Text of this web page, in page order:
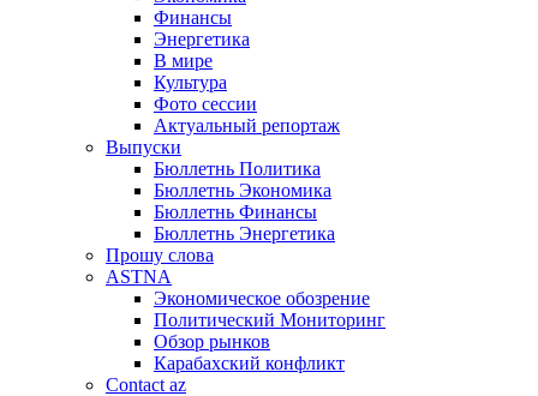
Финансы
Энергетика
В мире
Культура
Фото сессии
Актуальный репортаж
Выпуски
Бюллетнь Политика
Бюллетнь Экономика
Бюллетнь Финансы
Бюллетнь Энергетика
Прошу слова
ASTNA
Экономическое обозрение
Политический Мониторинг
Обзор рынков
Карабахский конфликт
Contact az